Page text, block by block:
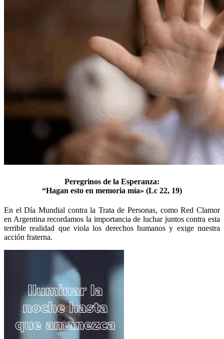
Peregrinos de la Esperanza:
“Hagan esto en memoria mía» (Lc 22, 19)
En el Día Mundial contra la Trata de Personas, como Red Clamor
en Argentina recordamos la importancia de luchar juntos contra esta
terrible realidad que viola los derechos humanos y exige nuestra
acción fraterna.